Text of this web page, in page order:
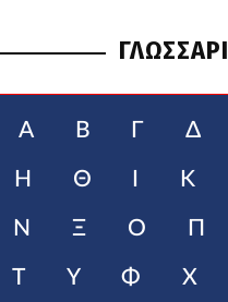
ΓΛΩΣΣΑΡΙ
Α Β Γ Δ
Η Θ Κ
Ν Ξ Ο Π
Τ Υ Φ Χ